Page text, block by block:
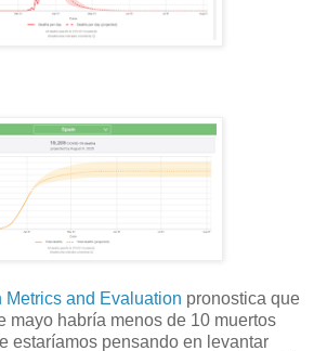
Metrics and Evaluation pronostica que
mayo habría menos de 10 muertos
estaríamos pensando en levantar